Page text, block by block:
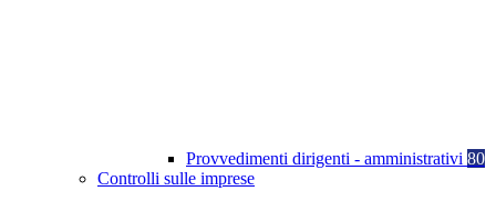
Provvedimenti dirigenti - amministrativi 80
Controlli sulle imprese